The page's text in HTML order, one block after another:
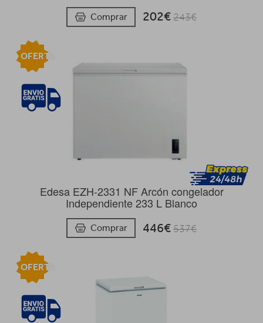
Comprar 202€243€
Edesa EZH-2331 NF Arcón congelador
Independiente 233 L Blanco
Comprar 446€537€
OFERTA
OFERTA